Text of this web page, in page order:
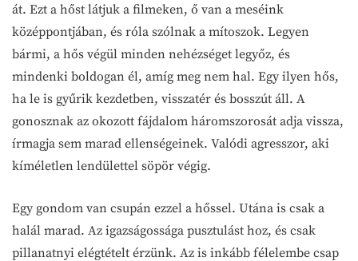
át. Ezt a hőst látjuk a filmeken, ő van a meséink
középpontjában, és róla szólnak a mítoszok. Legyen
bármi, a hős végül minden nehézséget legyőz, és
mindenki boldogan él, amíg meg nem hal. Egy ilyen hős,
ha le is gyűrik kezdetben, visszatér és bosszút áll. A
gonosznak az okozott fájdalom háromszorosát adja vissza,
írmagja sem marad ellenségeinek. Valódi agresszor, aki
kíméletlen lendülettel söpör végig.
Egy gondom van csupán ezzel a hőssel. Utána is csak a
halál marad. Az igazságossága pusztulást hoz, és csak
pillanatnyi elégtételt érzünk. Az is inkább félelembe csap